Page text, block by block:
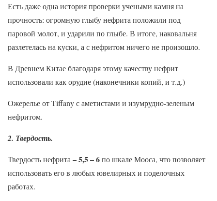
Есть даже одна история проверки учеными камня на
прочность: огромную глыбу нефрита положили под
паровой молот, и ударили по глыбе. В итоге, наковальня
разлетелась на куски, а с нефритом ничего не произошло.
В Древнем Китае благодаря этому качеству нефрит
использовали как орудие (наконечники копий, и т.д.)
Ожерелье от Tiffany с аметистами и изумрудно-зеленым
нефритом.
2. Твердость.
Твердость нефрита – 5,5 – 6по шкале Мооса, что позволяет
использовать его в любых ювелирных и поделочных
работах.